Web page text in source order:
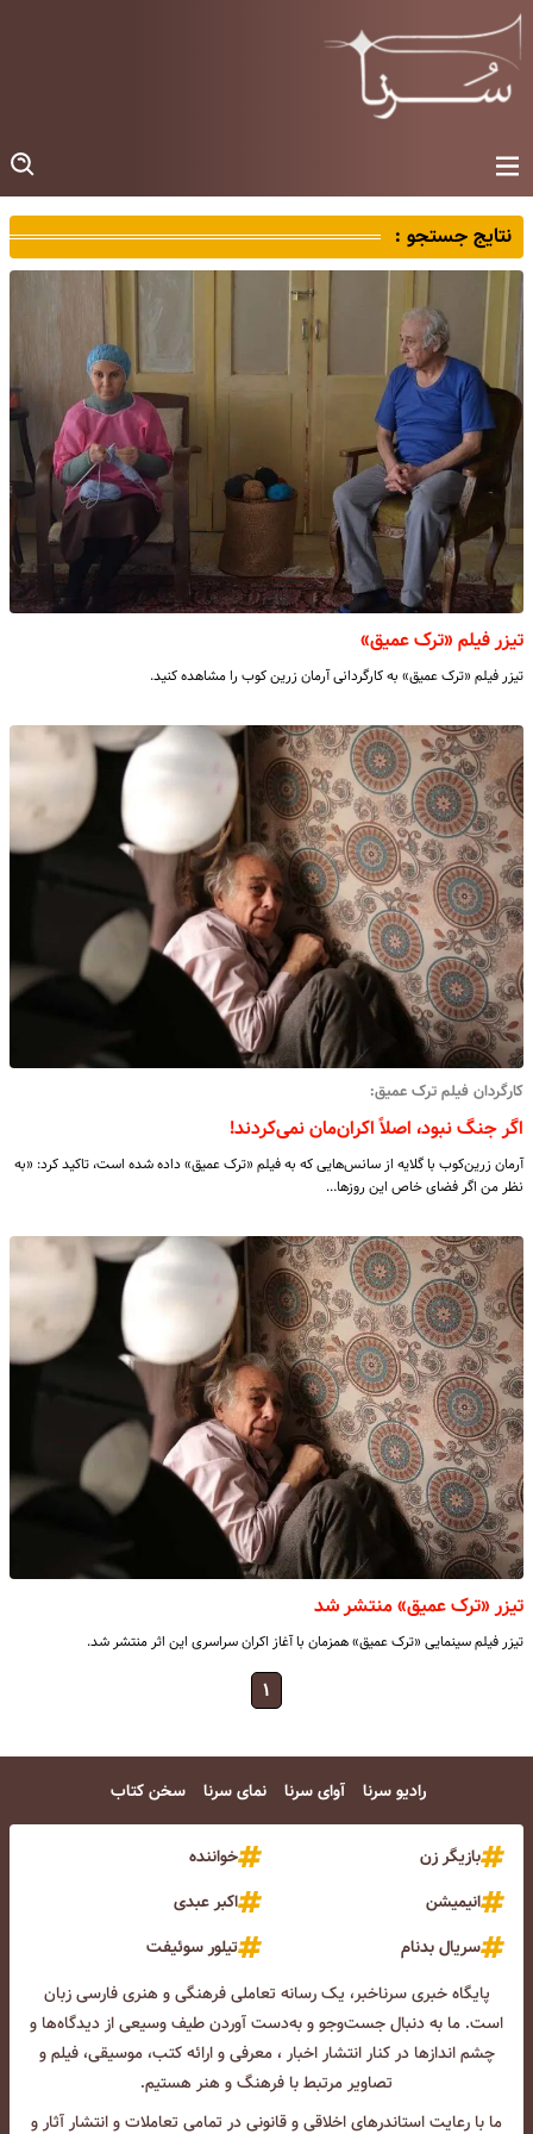
نتایج جستجو :
تیزر فیلم «ترک عمیق»
تیزر فیلم «ترک عمیق» به کارگردانی آرمان زرین کوب را مشاهده کنید.
کارگردان فیلم ترک عمیق:
اگر جنگ نبود، اصلاً اکران‌مان نمی‌کردند!
آرمان زرین‌کوب با گلایه از سانس‌هایی که به فیلم «ترک عمیق» داده شده است، تاکید کرد: «‎به
نظر من اگر فضای خاص این روزها…
تیزر «ترک عمیق» منتشر شد
تیزر فیلم سینمایی «ترک عمیق» همزمان با آغاز اکران سراسری این اثر منتشر شد.
۱
رادیو سرنا آوای سرنا نمای سرنا سخن کتاب
بازیگر زن
خواننده
انیمیشن
اکبر عبدی
سریال بدنام
تیلور سوئیفت
پایگاه خبری سرناخبر، یک رسانه تعاملی فرهنگی و هنری فارسی زبان
است. ما به دنبال جست‌و‌جو و به‌دست آوردن طیف وسیعی از دیدگاه‌ها و
چشم انداز‌ها در کنار انتشار اخبار ، معرفی و ارائه کتب، موسیقی، فیلم و
تصاویر مرتبط با فرهنگ و هنر هستیم.
ما با رعایت استاندرهای اخلاقی و قانونی در تمامی تعاملات و انتشار آثار و